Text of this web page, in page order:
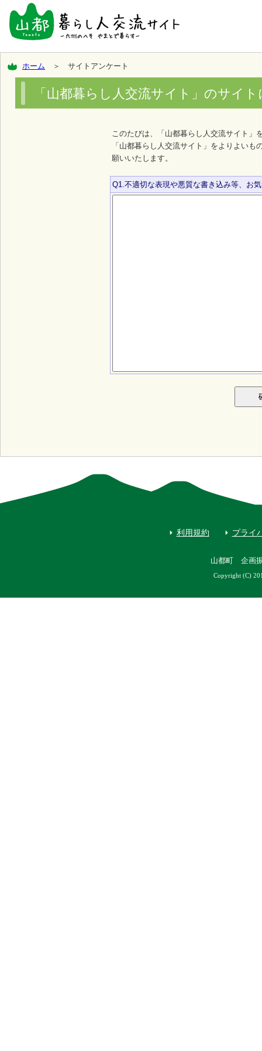
ホーム ＞ サイトアンケート
「山都暮らし人交流サイト」のサイ
このたびは、「山都暮らし人交流サイト」
「山都暮らし人交流サイト」をよりよい
願いいたします。
Q1.不適切な表現や悪質な書き込み等、お
利用規約 プライ
山都町 企画
Copyright (C)